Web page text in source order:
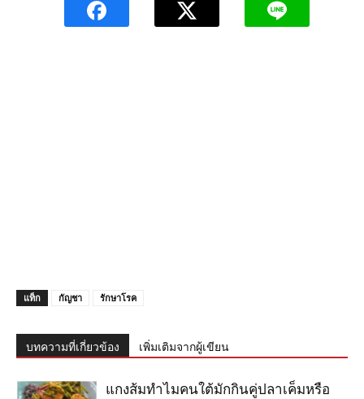
แท็ก กัญชา รักษาโรค
บทความที่เกี่ยวข้อง เพิ่มเติมจากผู้เขียน
แกงส้มทำไมคนใต้มักกินคู่ปลาเค็มหรือ